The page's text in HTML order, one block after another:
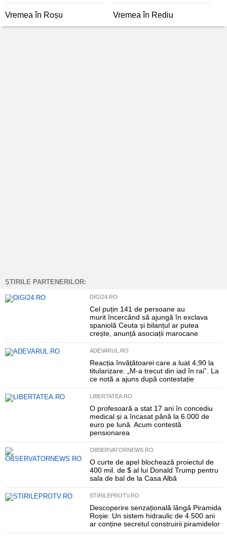
Vremea în Roșu Vremea în Rediu
ȘTIRILE PARTENERILOR:
DIGI24.RO
Cel puțin 141 de persoane au
murit încercând să ajungă în exclava
spaniolă Ceuta și bilanțul ar putea
crește, anunță asociații marocane
ADEVARUL.RO
Reacția învățătoarei care a luat 4,90 la
titularizare: „M-a trecut din iad în rai”. La
ce notă a ajuns după contestație
LIBERTATEA.RO
O profesoară a stat 17 ani în concediu
medical și a încasat până la 6.000 de
euro pe lună. Acum contestă
pensionarea
OBSERVATORNEWS.RO
O curte de apel blochează proiectul de
400 mil. de $ al lui Donald Trump pentru
sala de bal de la Casa Albă
STIRILEPROTV.RO
Descoperire senzațională lângă Piramida
Roșie: Un sistem hidraulic de 4.500 ani
ar conține secretul construirii piramidelor